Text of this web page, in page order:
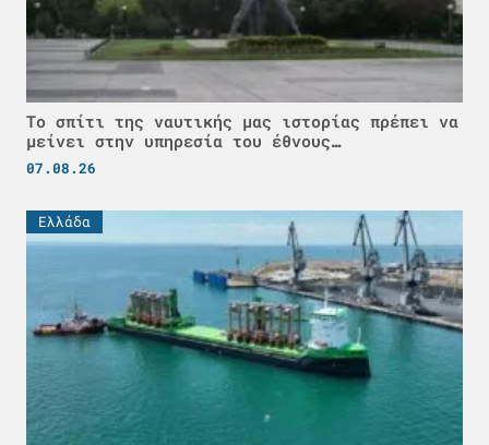
Το σπίτι της ναυτικής μας ιστορίας πρέπει να
μείνει στην υπηρεσία του έθνους…
07.08.26
Ελλάδα